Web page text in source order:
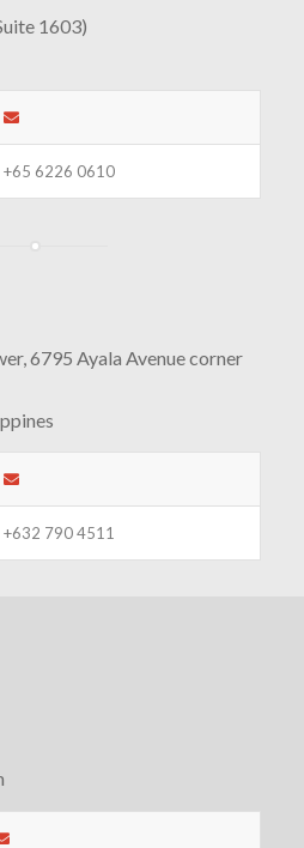
1603)
+65 6226 0610
6795 Ayala Avenue corner
+632 790 4511